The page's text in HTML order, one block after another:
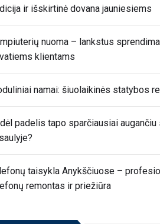
ir išskirtinė dovana jauniesiems
nuoma – lankstus
klientams
namai: šiuolaikinės statybos
padelis tapo sparčiausiai augančiu
taisykla Anykščiuose –
remontas ir priežiūra